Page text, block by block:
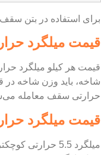
برای استفاده در بتن
قیمت میلگرد حرارتی 6
حرارتی سقف معامله
قیمت میلگرد حرارتی 5
میلگرد 5.5